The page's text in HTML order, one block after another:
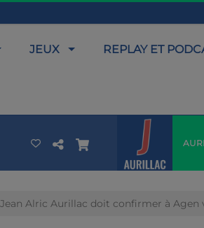
JEUX REPLAY ET
Alric Aurillac doit confirmer à Agen